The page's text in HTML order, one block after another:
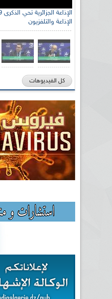
الإذاعة والتلفزيون
كل الفيديوهات